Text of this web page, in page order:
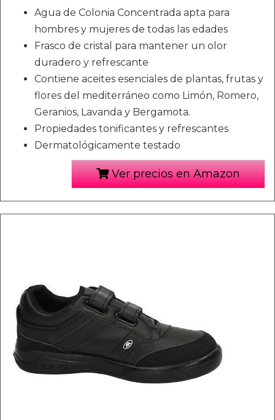
Agua de Colonia Concentrada apta para
hombres y mujeres de todas las edades
Frasco de cristal para mantener un olor
duradero y refrescante
Contiene aceites esenciales de plantas, frutas y
flores del mediterráneo como Limón, Romero,
Geranios, Lavanda y Bergamota.
Propiedades tonificantes y refrescantes
Dermatológicamente testado
Ver precios en Amazon